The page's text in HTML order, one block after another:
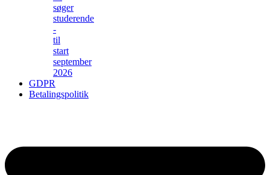
søger
studerende
-
til
start
september
2026
GDPR
Betalingspolitik